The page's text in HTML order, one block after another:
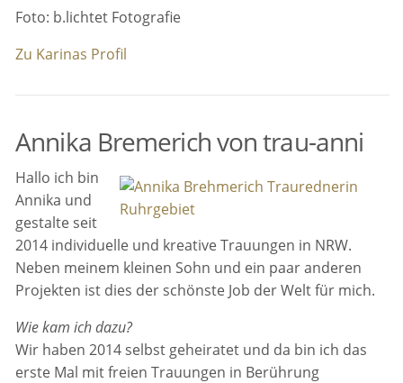
Foto: b.lichtet Fotografie
Zu Karinas Profil
Annika Bremerich von trau-anni
Hallo ich bin
Annika und
gestalte seit
2014 individuelle und kreative Trauungen in NRW.
Neben meinem kleinen Sohn und ein paar anderen
Projekten ist dies der schönste Job der Welt für mich.
Wie kam ich dazu?
Wir haben 2014 selbst geheiratet und da bin ich das
erste Mal mit freien Trauungen in Berührung